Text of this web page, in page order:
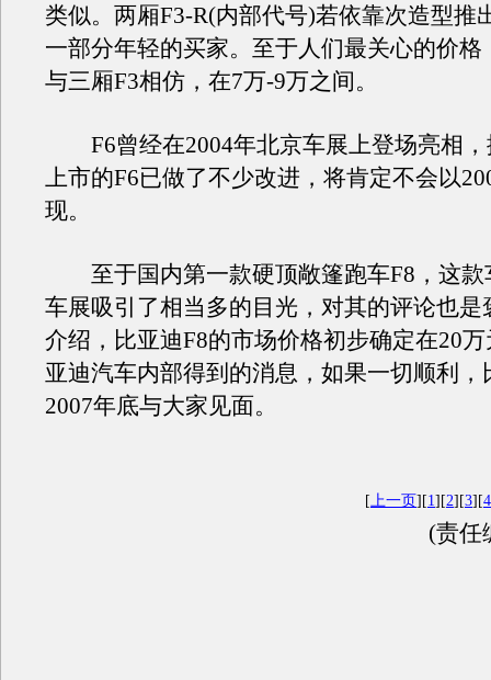
类似。两厢F3-R(内部代号)若依靠次造型推
一部分年轻的买家。至于人们最关心的价格
与三厢F3相仿，在7万-9万之间。
F6曾经在2004年北京车展上登场亮相，
上市的F6已做了不少改进，将肯定不会以
现。
至于国内第一款硬顶敞篷跑车F8，这款
车展吸引了相当多的目光，对其的评论也是
介绍，比亚迪F8的市场价格初步确定在20
亚迪汽车内部得到的消息，如果一切顺利，
2007年底与大家见面。
[上一页][1][2][3][4
(责任